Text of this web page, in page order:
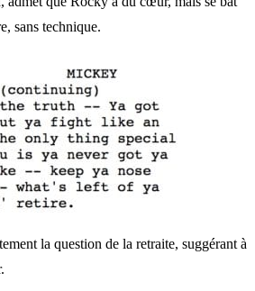
sans technique.
la question de la retraite, suggérant à